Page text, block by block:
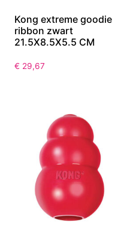
Kong extreme goodie
ribbon zwart
21.5X8.5X5.5 CM
€ 29,67